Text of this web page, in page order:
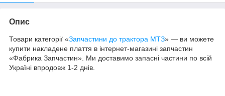
Опис
Товари категорії «Запчастини до трактора МТЗ» — ви можете
купити накладене плаття в інтернет-магазині запчастин
«Фабрика Запчастин». Ми доставимо запасні частини по всій
Україні впродовж 1-2 днів.